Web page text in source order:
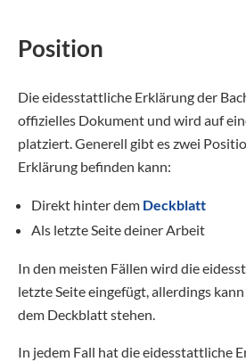
Position
Die eidesstattliche Erklärung der
offizielles Dokument und wird auf
platziert. Generell gibt es zwei
Erklärung befinden kann:
Direkt hinter dem Deckblatt
Als letzte Seite deiner Arbeit
In den meisten Fällen wird die
letzte Seite eingefügt, allerdings
dem Deckblatt stehen.
In jedem Fall hat die eidesstattliche